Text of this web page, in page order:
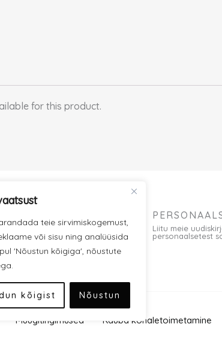
teie sirvimiskogemust,
või sisu ning analüüsida
'Nõustun kõigiga', nõustute
kõigist Nõustun
for this product.
et kaup
Liitu meie
personaalsetest
Müügitingimused Kauba kohaletoimetamine